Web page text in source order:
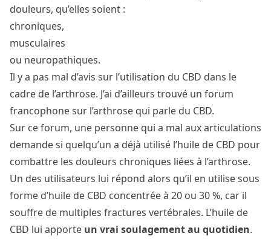
douleurs, qu’elles soient :
chroniques,
musculaires
ou neuropathiques.
Il y a pas mal d’avis sur l’utilisation du CBD dans le
cadre de l’arthrose. J’ai d’ailleurs trouvé un forum
francophone sur l’arthrose qui parle du CBD.
Sur ce forum, une personne qui a mal aux articulations
demande si quelqu’un a déjà utilisé l’huile de CBD pour
combattre les douleurs chroniques liées à l’arthrose.
Un des utilisateurs lui répond alors qu’il en utilise sous
forme d’huile de CBD concentrée à 20 ou 30 %, car il
souffre de multiples fractures vertébrales. L’huile de
CBD lui apporte un vrai soulagement au quotidien.